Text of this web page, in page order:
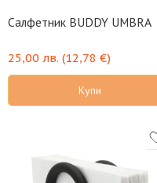
Салфетник BUDDY UMBRA
25,00 лв. (12,78 €)
Купи